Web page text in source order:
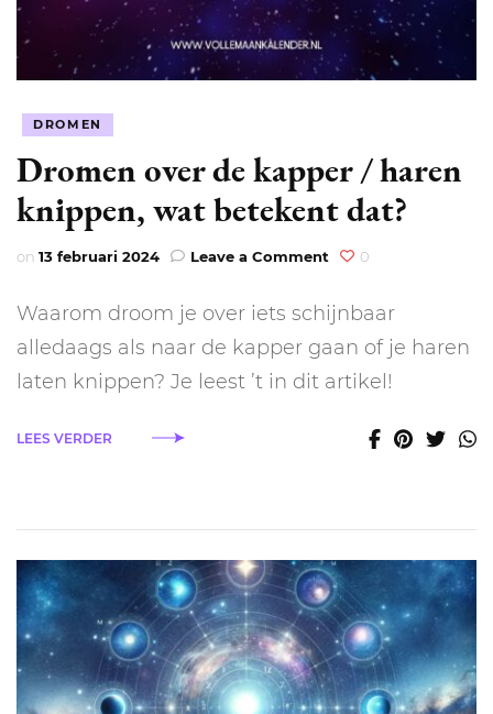
DROMEN
Dromen over de kapper / haren
knippen, wat betekent dat?
on 13 februari 2024 Leave a Comment on
de
kapper
haren
betekent
0
Waarom droom je over iets schijnbaar
alledaags als naar de kapper gaan of je haren
laten knippen? Je leest ’t in dit artikel!
LEES VERDER